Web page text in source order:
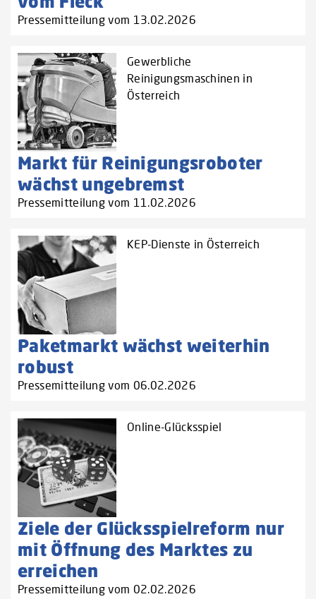
Pressemitteilung vom 13.02.2026
Gewerbliche
Reinigungsmaschinen in
Österreich
Markt für Reinigungsroboter
wächst ungebremst
Pressemitteilung vom 11.02.2026
KEP-Dienste in Österreich
Paketmarkt wächst weiterhin
robust
Pressemitteilung vom 06.02.2026
Online-Glücksspiel
Ziele der Glücksspielreform nur
mit Öffnung des Marktes zu
erreichen
Pressemitteilung vom 02.02.2026